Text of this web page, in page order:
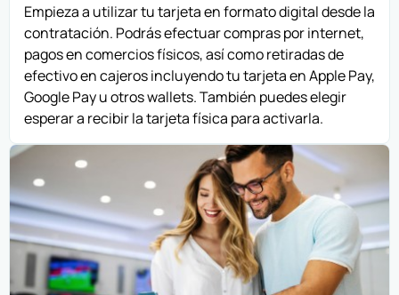
Empieza a utilizar tu tarjeta en formato digital desde la
contratación. Podrás efectuar compras por internet,
pagos en comercios físicos, así como retiradas de
efectivo en cajeros incluyendo tu tarjeta en Apple Pay,
Google Pay u otros wallets. También puedes elegir
esperar a recibir la tarjeta física para activarla.